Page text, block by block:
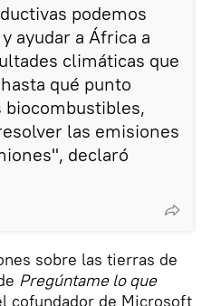
podemos
ayudar a África a
climáticas que
qué punto
biocombustibles,
las emisiones
declaró
sobre las tierras de
Pregúntame lo que
cofundador de Microsoft